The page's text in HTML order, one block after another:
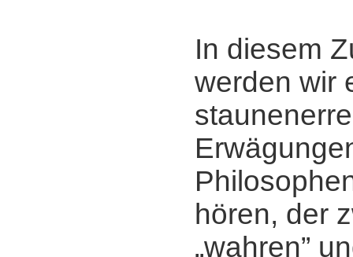
In diesem
werden wir
hören, der
„wahren”